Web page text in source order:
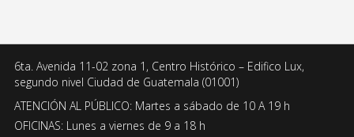
6ta. Avenida 11-02 zona 1, Centro Histórico – Edifico Lux,
segundo nivel Ciudad de Guatemala (01001)
ATENCIÓN AL PÚBLICO: Martes a sábado de 10 A 19 h
OFICINAS: Lunes a viernes de 9 a 18 h